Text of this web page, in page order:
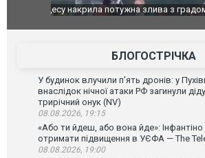
Вже вивели на тести: Ferrari готує
БЛОГОСТРІЧКА
У будинок влучили п’ять дронів: у
внаслідок нічної атаки РФ загинули
трирічний онук (NV)
08.08.2026, 19:15
«Або ти йдеш, або вона йде»: Інфантіно
отримати підвищення в УЄФА — The
08.08.2026, 19:00